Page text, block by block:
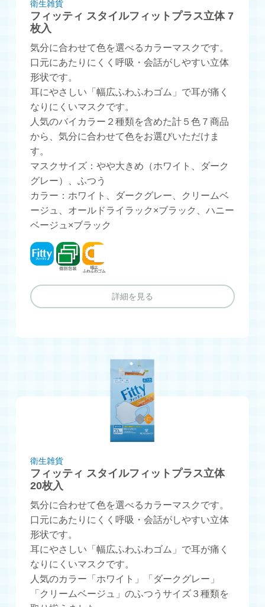
衛生雑貨
フィッティ スタイルフィットプラス立体 7
枚入
気分に合わせて色を選べるカラーマスクです。
口元にあたりにくく呼吸・会話がしやすい立体
形状です。
耳にやさしい「幅広ふわふわゴム」で耳が痛く
なりにくいマスクです。
人気のバイカラー２種類を含めた計５色７商品
から、気分に合わせて色をお選びいただけま
す。
マスクサイズ：やや大きめ（ホワイト、ダーク
グレー）、ふつう
カラー：ホワイト、ダークグレー、クリームベ
ージュ、オールドライラック×ブラック、ハニー
ベージュ×ブラック
フィッティ個別包装
詳細を見る
衛生雑貨
フィッティ スタイルフィットプラス立体
20枚入
気分に合わせて色を選べるカラーマスクです。
口元にあたりにくく呼吸・会話がしやすい立体
形状です。
耳にやさしい「幅広ふわふわゴム」で耳が痛く
なりにくいマスクです。
人気のカラー「ホワイト」「ダークグレー」
「クリームベージュ」のふつうサイズ３種類を